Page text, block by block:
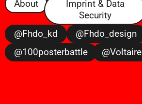
About
Imprint & Data
Security
@fhdo_kd
@fhdo_design
@100posterbattle
@voltaire